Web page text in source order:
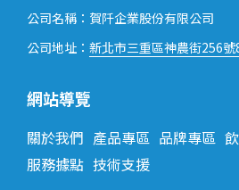
公司名稱：賀阡企業股份有限公司
公司地址： 新北市三重區神農街256號
網站導覽
關於我們 產品專區 品牌專區
服務據點 技術支援